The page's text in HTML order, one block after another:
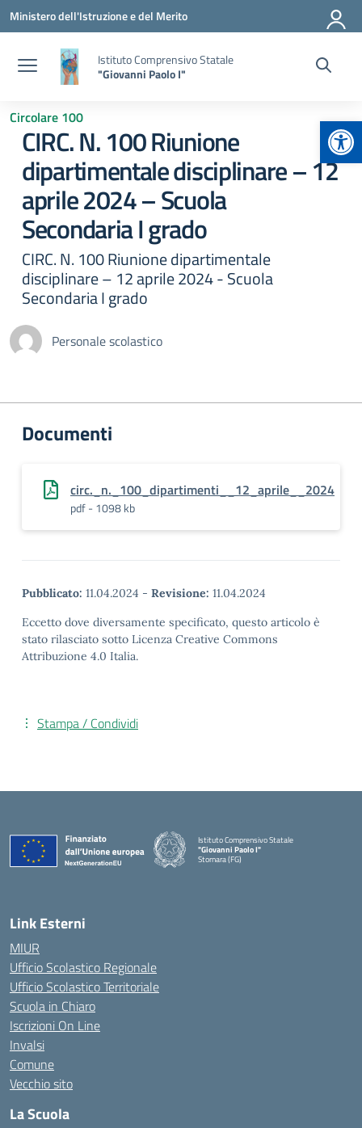
Vai ai contenuti
Vai al menu di navigazione
Vai al footer
Ministero dell'Istruzione e del Merito
Istituto Comprensivo Statale
"Giovanni Paolo I"
Circolare 100
CIRC. N. 100 Riunione
dipartimentale disciplinare – 12
aprile 2024 – Scuola
Secondaria I grado
CIRC. N. 100 Riunione dipartimentale
disciplinare – 12 aprile 2024 - Scuola
Secondaria I grado
Personale scolastico
Documenti
circ._n._100_dipartimenti__12_aprile__2024
pdf - 1098 kb
Pubblicato: 11.04.2024 - Revisione: 11.04.2024
Eccetto dove diversamente specificato, questo articolo è
stato rilasciato sotto Licenza Creative Commons
Attribuzione 4.0 Italia.
Stampa / Condividi
Istituto Comprensivo Statale
"Giovanni Paolo I"
Stornara (FG)
Link Esterni
MIUR
Ufficio Scolastico Regionale
Ufficio Scolastico Territoriale
Scuola in Chiaro
Iscrizioni On Line
Invalsi
Comune
Vecchio sito
La Scuola